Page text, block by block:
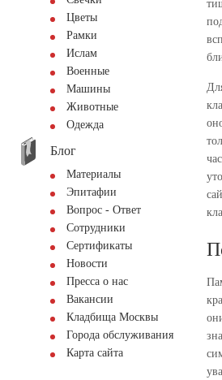
Цветы
Рамки
Ислам
Военные
Машины
Животные
Одежда
Блог
Материалы
Эпитафии
Вопрос - Ответ
Сотрудники
Сертификаты
Новости
Пресса о нас
Вакансии
Кладбища Москвы
Города обслуживания
Карта сайта